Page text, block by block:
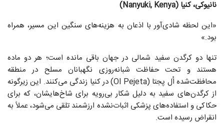
نانیوکی، کنیا (Nanyuki, Kenya)
«این لحظه شادی‌آور با اذعان به هزینه‌های سنگین این مسیر، همراه
بود.»
تنها دو کرگدن سفید شمالی در جهان باقی مانده است؛ هر دو ماده
هستند و تحت حفاظت شبانه‌روزی نگهبانان مسلح در منطقه
محافظت‌شده اُل پجتا (Ol Pejeta) در کنیا زندگی می‌کنند. این زیرگونه
از کرگدن‌های سفید به دلیل شکار بی‌رویه برای شاخ‌هایشان، که برای
حکاکی و استفاده‌های پزشکی اثبات‌نشده ارزشمند تلقی می‌شود، عملاً به
انقراض رسیده است.